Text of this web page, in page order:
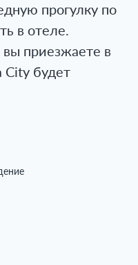
прогулку по
в отеле.
приезжаете в
City будет